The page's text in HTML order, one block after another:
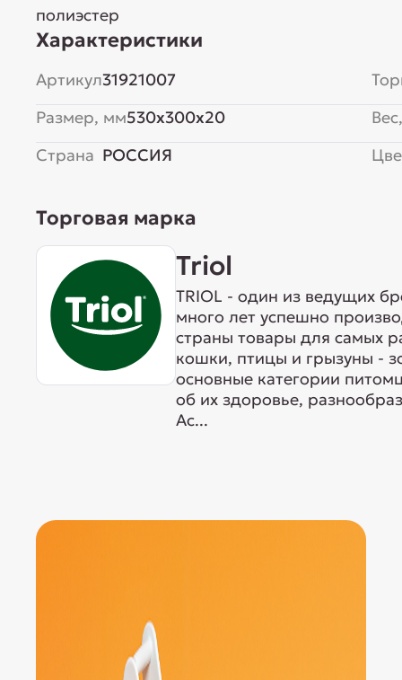
полиэстер
Характеристики
Артикул31921007
Размер, мм530x300x20
Страна РОССИЯ
Торговая марка
Triol
TRIOL - один из ведущих
много лет успешно
страны товары для самых
кошки, птицы и грызуны -
основные категории
об их здоровье,
Ас...